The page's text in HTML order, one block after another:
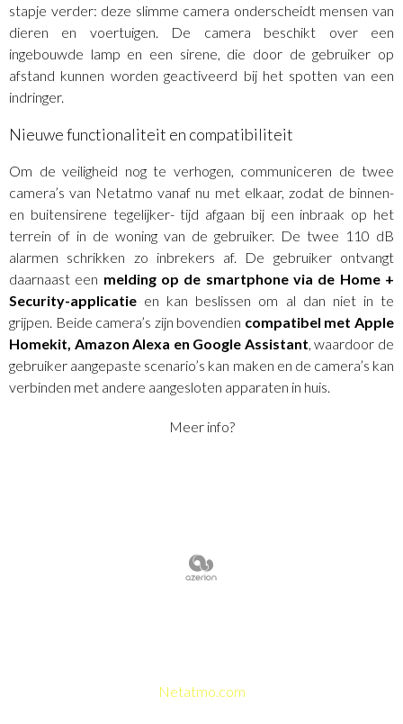
stapje verder: deze slimme camera onderscheidt mensen van
dieren en voertuigen. De camera beschikt over een
ingebouwde lamp en een sirene, die door de gebruiker op
afstand kunnen worden geactiveerd bij het spotten van een
indringer.
Nieuwe functionaliteit en compatibiliteit
Om de veiligheid nog te verhogen, communiceren de twee
camera’s van Netatmo vanaf nu met elkaar, zodat de binnen-
en buitensirene tegelijker- tijd afgaan bij een inbraak op het
terrein of in de woning van de gebruiker. De twee 110 dB
alarmen schrikken zo inbrekers af. De gebruiker ontvangt
daarnaast een melding op de smartphone via de Home +
Security-applicatie en kan beslissen om al dan niet in te
grijpen. Beide camera’s zijn bovendien compatibel met Apple
Homekit, Amazon Alexa en Google Assistant , waardoor de
gebruiker aangepaste scenario’s kan maken en de camera’s kan
verbinden met andere aangesloten apparaten in huis.
Meer info?
Netatmo.com